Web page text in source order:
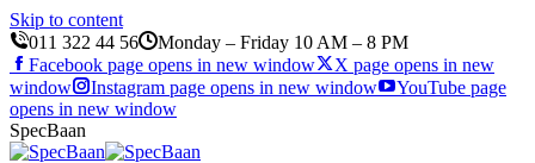
Skip to content
011 322 44 56
Monday – Friday 10 AM – 8 PM
Facebook page opens in new window
X page opens in new
window
Instagram page opens in new window
YouTube page
opens in new window
SpecBaan